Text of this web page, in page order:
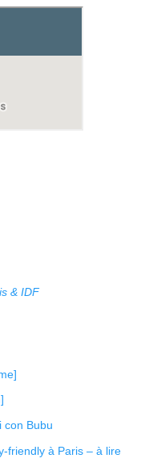
& IDF
con Bubu
friendly à Paris – à lire